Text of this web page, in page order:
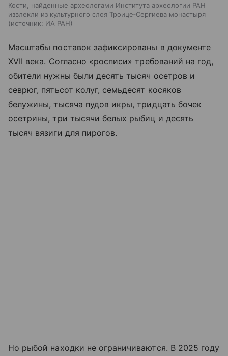
Кости, найденные археологами Института археологии РАН
извлекли из культурного слоя Троице‑Сергиева монастыря
источник: ИА РАН
Масштабы поставок зафиксированы в документе
XVII века. Согласно «росписи» требований на год,
обители нужны были десять тысяч осетров и
севрюг, пятьсот колуг, семьдесят косяков
белужины, тысяча пудов икры, тридцать бочек
осетрины, три тысячи белых рыбиц и десять
тысяч вязиги для пирогов.
Но рыбой находки не ограничиваются. В 2025 году